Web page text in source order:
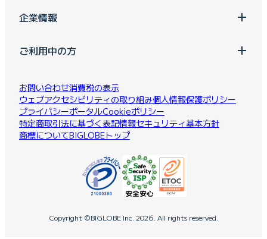
企業情報
ご利用中の方
お問い合わせ消費税の表示
ウェブアクセシビリティの取り組み個人情報保護ポリシー
プライバシーポータルCookieポリシー
特定商取引法に基づく表記情報セキュリティ基本方針
商標についてBIGLOBEトップ
Copyright ©BIGLOBE Inc. 2026. All rights reserved.